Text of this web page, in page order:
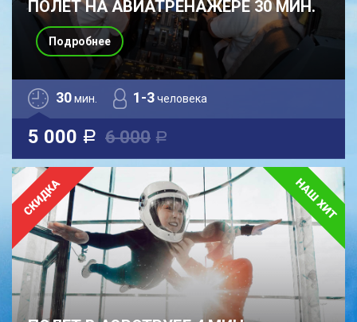
ПОЛЕТ НА АВИАТРЕНАЖЕРЕ 30 МИН.
30мин. 1-3человека
5 000 a 6 000 a
Подробнее